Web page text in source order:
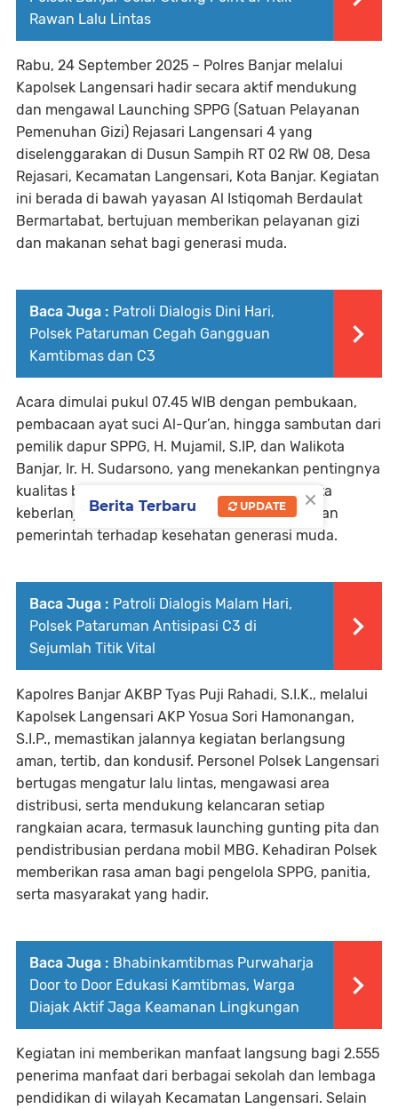
Rawan Lalu Lintas
Rabu, 24 September 2025 – Polres Banjar melalui
Kapolsek Langensari hadir secara aktif mendukung
dan mengawal Launching SPPG (Satuan Pelayanan
Pemenuhan Gizi) Rejasari Langensari 4 yang
diselenggarakan di Dusun Sampih RT 02 RW 08, Desa
Rejasari, Kecamatan Langensari, Kota Banjar. Kegiatan
ini berada di bawah yayasan Al Istiqomah Berdaulat
Bermartabat, bertujuan memberikan pelayanan gizi
dan makanan sehat bagi generasi muda.
Baca Juga : Patroli Dialogis Dini Hari,
Polsek Pataruman Cegah Gangguan
Kamtibmas dan C3
Acara dimulai pukul 07.45 WIB dengan pembukaan,
pembacaan ayat suci Al-Qur’an, hingga sambutan dari
pemilik dapur SPPG, H. Mujamil, S.IP, dan Walikota
Banjar, Ir. H. Sudarsono, yang menekankan pentingnya
kualitas bahan baku, keamanan makanan, serta
keberlanjutan program sebagai wujud perhatian
pemerintah terhadap kesehatan generasi muda.
Baca Juga : Patroli Dialogis Malam Hari,
Polsek Pataruman Antisipasi C3 di
Sejumlah Titik Vital
Kapolres Banjar AKBP Tyas Puji Rahadi, S.I.K., melalui
Kapolsek Langensari AKP Yosua Sori Hamonangan,
S.I.P., memastikan jalannya kegiatan berlangsung
aman, tertib, dan kondusif. Personel Polsek Langensari
bertugas mengatur lalu lintas, mengawasi area
distribusi, serta mendukung kelancaran setiap
rangkaian acara, termasuk launching gunting pita dan
pendistribusian perdana mobil MBG. Kehadiran Polsek
memberikan rasa aman bagi pengelola SPPG, panitia,
serta masyarakat yang hadir.
Baca Juga : Bhabinkamtibmas Purwaharja
Door to Door Edukasi Kamtibmas, Warga
Diajak Aktif Jaga Keamanan Lingkungan
Kegiatan ini memberikan manfaat langsung bagi 2.555
penerima manfaat dari berbagai sekolah dan lembaga
pendidikan di wilayah Kecamatan Langensari. Selain
×
Berita Terbaru UPDATE